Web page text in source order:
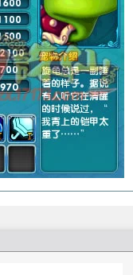
世界排名第一六技能宠物的打
宠物技能详细介绍文字版
教加入帮派可以学到的技能！
教你挑选出最有价值的宝宝
如何提高宝宝技能的领悟几率
排名第一的极品A宠打造及诞
6大门派装备及BB的选择
大家都来说说防骗技巧
分析：用导标棋做挖宝任务赚